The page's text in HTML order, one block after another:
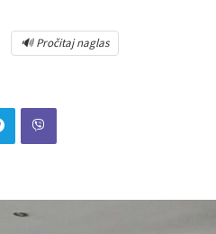
🔊 Pročitaj naglas